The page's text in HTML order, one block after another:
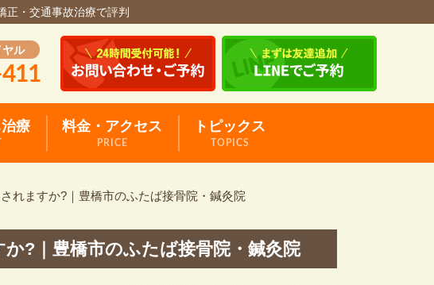
正・交通事故治療で評判
ル
療 料金・アクセス
PRICE
トピックス
TOPICS
れますか?｜豊橋市のふたば接骨院・鍼灸院
?｜豊橋市のふたば接骨院・鍼灸院